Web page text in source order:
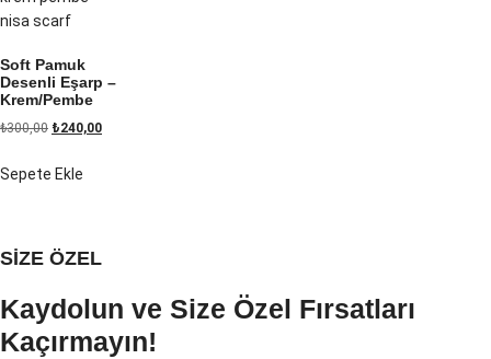
Soft Pamuk
Desenli Eşarp –
Krem/Pembe
₺300,00 ₺240,00
Sepete Ekle
SİZE ÖZEL
Kaydolun ve Size Özel Fırsatları
Kaçırmayın!